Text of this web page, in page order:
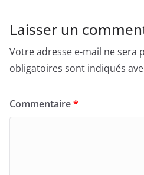
Laisser un
Votre adresse e-mail ne sera
obligatoires sont indiqués
Commentaire*